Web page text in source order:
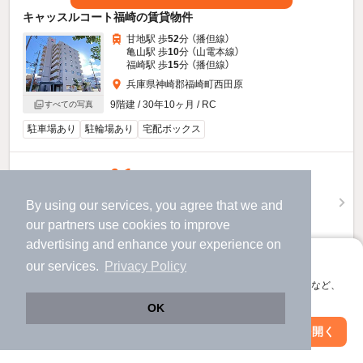
By using our services, you agree that we and
our partners use cookies to improve
advertising and enhance your experience on
our services.
Privacy Policy
OK
アプリに切り替えて、サクサクお部屋探し
会員登録なしですぐ使える。マップ検索やお気に入り保存など、
アプリを開く
キャッスルコート福崎の賃貸物件
すべての写真
甘地駅 歩52分 （播但線）
亀山駅 歩10分 （山電本線）
福崎駅 歩15分 （播但線）
兵庫県神崎郡福崎町西田原
9階建 / 30年10ヶ月 / RC
駐車場あり 駐輪場あり 宅配ボックス
6.1
不要
お問い合わせ
ほか提供
絞り込み条件を変更